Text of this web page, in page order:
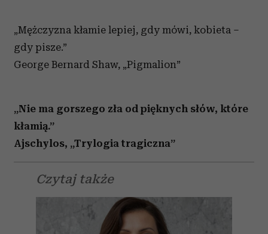
„Mężczyzna kłamie lepiej, gdy mówi, kobieta –
gdy pisze.”
George Bernard Shaw, „Pigmalion”
„Nie ma gorszego zła od pięknych słów, które
kłamią.”
Ajschylos, „Trylogia tragiczna”
Czytaj także